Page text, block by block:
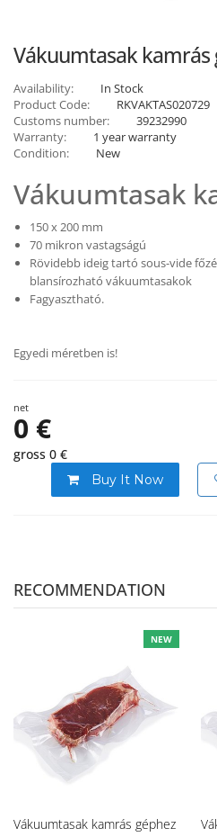
Vákuumtasak kamrás
Availability:
In Stock
Product Code:
RKVAKTAS020729
Customs number:
39232990
Warranty:
1 year warranty
Condition:
New
Vákuumtasak
150 x 200 mm
70 mikron vastagságú
Rövidebb ideig tartó sous-vide
blansírozható vákuumtasakok
Fagyasztható.
Egyedi méretben is!
net
0 €
gross 0 €
Buy It Now
RECOMMENDATION
NEW
Vákuumtasak kamrás géphez